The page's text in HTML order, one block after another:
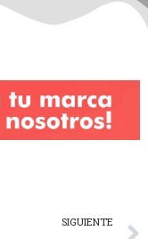
SIGUIENTE